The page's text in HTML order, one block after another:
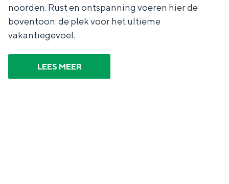
noorden. Rust en ontspanning voeren hier de
boventoon: de plek voor het ultieme
vakantiegevoel.
LEES MEER